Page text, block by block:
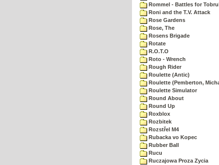
Rommel - Battles for
Roni and the T.V. Attack
Rose Gardens
Rose, The
Rosens Brigade
Rotate
R.O.T.O
Roto - Wrench
Rough Rider
Roulette (Antic)
Roulette (Pemberton,
Roulette Simulator
Round About
Round Up
Roxblox
Rozbitek
Rozstřel M4
Rubacka vo Kopec
Rubber Ball
Rucu
Ruczajowa Proza Zycia